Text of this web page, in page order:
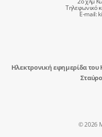
Τηλεφωνικό
E-mail:
Ηλεκτρονική εφημερίδα του
© 2026